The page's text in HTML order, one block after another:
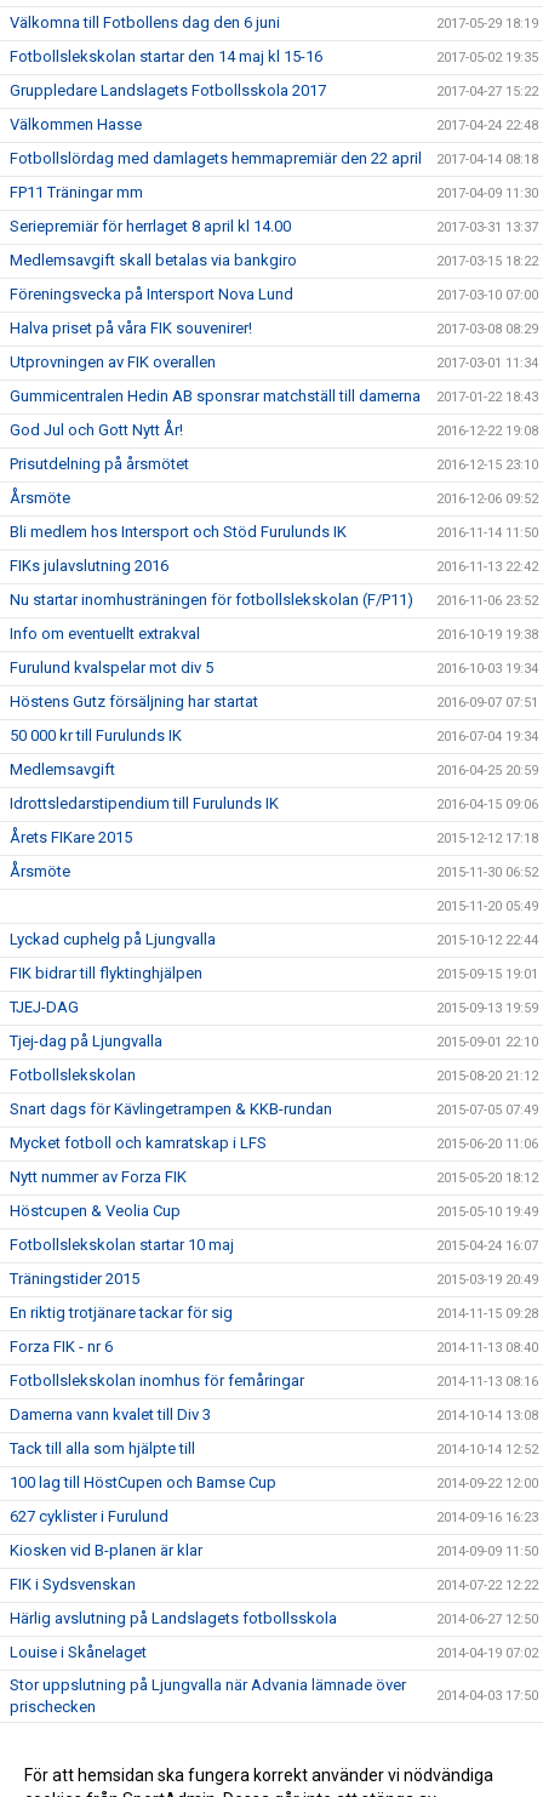
Välkomna till Fotbollens dag den 6 juni 2017-05-29 18:19
Fotbollslekskolan startar den 14 maj kl 15-16 2017-05-02 19:35
Gruppledare Landslagets Fotbollsskola 2017 2017-04-27 15:22
Välkommen Hasse 2017-04-24 22:48
Fotbollslördag med damlagets hemmapremiär den 22 april 2017-04-14 08:18
FP11 Träningar mm 2017-04-09 11:30
Seriepremiär för herrlaget 8 april kl 14.00 2017-03-31 13:37
Medlemsavgift skall betalas via bankgiro 2017-03-15 18:22
Föreningsvecka på Intersport Nova Lund 2017-03-10 07:00
Halva priset på våra FIK souvenirer! 2017-03-08 08:29
Utprovningen av FIK overallen 2017-03-01 11:34
Gummicentralen Hedin AB sponsrar matchställ till damerna 2017-01-22 18:43
God Jul och Gott Nytt År! 2016-12-22 19:08
Prisutdelning på årsmötet 2016-12-15 23:10
Årsmöte 2016-12-06 09:52
Bli medlem hos Intersport och Stöd Furulunds IK 2016-11-14 11:50
FIKs julavslutning 2016 2016-11-13 22:42
Nu startar inomhusträningen för fotbollslekskolan (F/P11) 2016-11-06 23:52
Info om eventuellt extrakval 2016-10-19 19:38
Furulund kvalspelar mot div 5 2016-10-03 19:34
Höstens Gutz försäljning har startat 2016-09-07 07:51
50 000 kr till Furulunds IK 2016-07-04 19:34
Medlemsavgift 2016-04-25 20:59
Idrottsledarstipendium till Furulunds IK 2016-04-15 09:06
Årets FIKare 2015 2015-12-12 17:18
Årsmöte 2015-11-30 06:52
2015-11-20 05:49
Lyckad cuphelg på Ljungvalla 2015-10-12 22:44
FIK bidrar till flyktinghjälpen 2015-09-15 19:01
TJEJ-DAG 2015-09-13 19:59
Tjej-dag på Ljungvalla 2015-09-01 22:10
Fotbollslekskolan 2015-08-20 21:12
Snart dags för Kävlingetrampen & KKB-rundan 2015-07-05 07:49
Mycket fotboll och kamratskap i LFS 2015-06-20 11:06
Nytt nummer av Forza FIK 2015-05-20 18:12
Höstcupen & Veolia Cup 2015-05-10 19:49
Fotbollslekskolan startar 10 maj 2015-04-24 16:07
Träningstider 2015 2015-03-19 20:49
En riktig trotjänare tackar för sig 2014-11-15 09:28
Forza FIK - nr 6 2014-11-13 08:40
Fotbollslekskolan inomhus för femåringar 2014-11-13 08:16
Damerna vann kvalet till Div 3 2014-10-14 13:08
Tack till alla som hjälpte till 2014-10-14 12:52
100 lag till HöstCupen och Bamse Cup 2014-09-22 12:00
627 cyklister i Furulund 2014-09-16 16:23
Kiosken vid B-planen är klar 2014-09-09 11:50
FIK i Sydsvenskan 2014-07-22 12:22
Härlig avslutning på Landslagets fotbollsskola 2014-06-27 12:50
Louise i Skånelaget 2014-04-19 07:02
Stor uppslutning på Ljungvalla när Advania lämnade över
prischecken
2014-04-03 17:50
Makalös slutspurt gav FIK förstaplatsen i Advanias tävling 2014-03-03 20:30
För att hemsidan ska fungera korrekt använder vi nödvändiga